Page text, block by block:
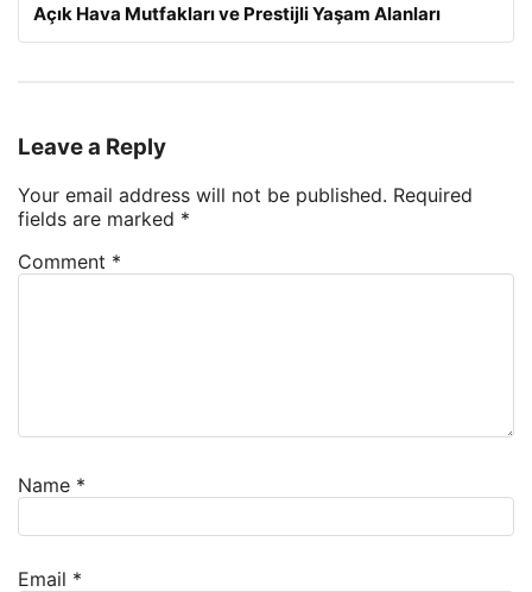
Açık Hava Mutfakları ve Prestijli Yaşam Alanları
Leave a Reply
Your email address will not be published. Required
fields are marked *
Comment *
Name *
Email *